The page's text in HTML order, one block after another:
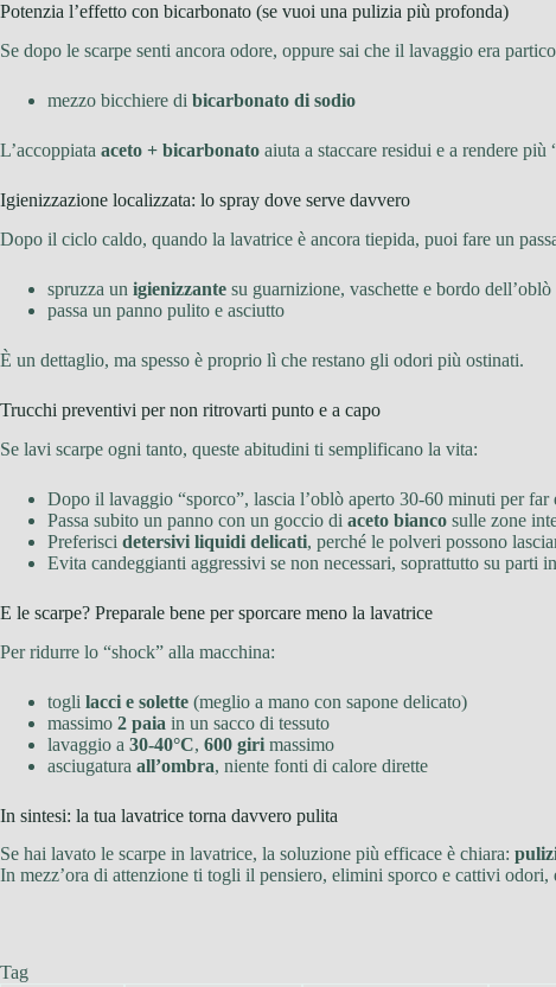
Potenzia l’effetto con bicarbonato (se vuoi una pulizia più profonda)
Se dopo le scarpe senti ancora odore, oppure sai che il lavaggio era
mezzo bicchiere di bicarbonato di sodio
L’accoppiata aceto + bicarbonato aiuta a staccare residui e a rendere
Igienizzazione localizzata: lo spray dove serve davvero
Dopo il ciclo caldo, quando la lavatrice è ancora tiepida, puoi fare un
spruzza un igienizzante su guarnizione, vaschette e bordo dell’oblò
passa un panno pulito e asciutto
È un dettaglio, ma spesso è proprio lì che restano gli odori più ostinati.
Trucchi preventivi per non ritrovarti punto e a capo
Se lavi scarpe ogni tanto, queste abitudini ti semplificano la vita:
Dopo il lavaggio “sporco”, lascia l’oblò aperto 30-60 minuti per far
Passa subito un panno con un goccio di aceto bianco sulle zone
Preferisci detersivi liquidi delicati, perché le polveri possono
Evita candeggianti aggressivi se non necessari, soprattutto su parti
E le scarpe? Preparale bene per sporcare meno la lavatrice
Per ridurre lo “shock” alla macchina:
togli lacci e solette (meglio a mano con sapone delicato)
massimo 2 paia in un sacco di tessuto
lavaggio a 30-40°C, 600 giri massimo
asciugatura all’ombra, niente fonti di calore dirette
In sintesi: la tua lavatrice torna davvero pulita
Se hai lavato le scarpe in lavatrice, la soluzione più efficace è chiara:
In mezz’ora di attenzione ti togli il pensiero, elimini sporco e cattivi
Tag